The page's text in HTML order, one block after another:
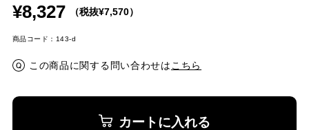
¥8,327 （税抜¥7,570）
商品コード：143-d
この商品に関する問い合わせはこちら
カートに入れる